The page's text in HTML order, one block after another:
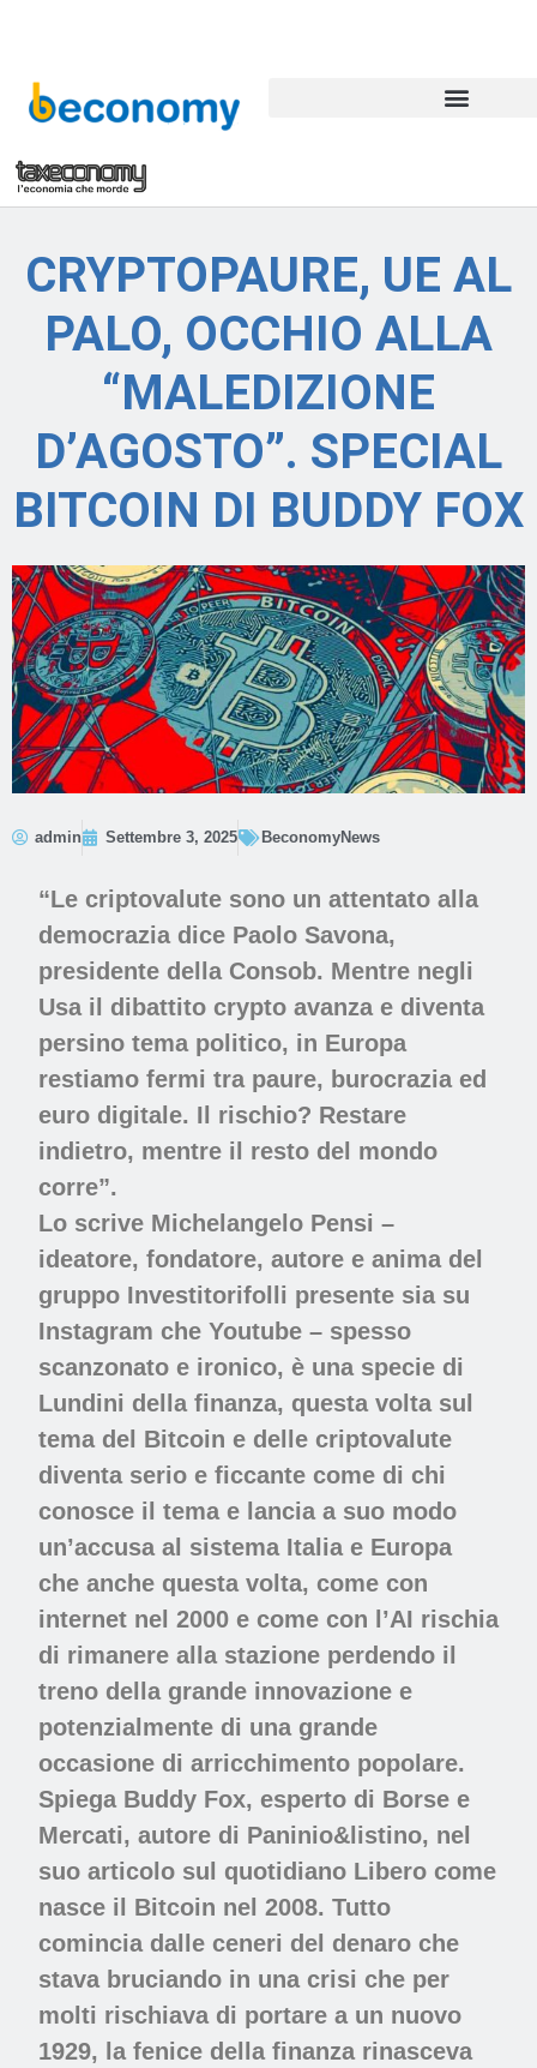
CRYPTOPAURE, UE AL
PALO, OCCHIO ALLA
“MALEDIZIONE
D’AGOSTO”. SPECIAL
BITCOIN DI BUDDY FOX
admin Settembre 3, 2025 BeconomyNews
“Le criptovalute sono un attentato alla
democrazia dice Paolo Savona,
presidente della Consob. Mentre negli
Usa il dibattito crypto avanza e diventa
persino tema politico, in Europa
restiamo fermi tra paure, burocrazia ed
euro digitale. Il rischio? Restare
indietro, mentre il resto del mondo
corre”.
Lo scrive Michelangelo Pensi –
ideatore, fondatore, autore e anima del
gruppo Investitorifolli presente sia su
Instagram che Youtube – spesso
scanzonato e ironico, è una specie di
Lundini della finanza, questa volta sul
tema del Bitcoin e delle criptovalute
diventa serio e ficcante come di chi
conosce il tema e lancia a suo modo
un’accusa al sistema Italia e Europa
che anche questa volta, come con
internet nel 2000 e come con l’AI rischia
di rimanere alla stazione perdendo il
treno della grande innovazione e
potenzialmente di una grande
occasione di arricchimento popolare.
Spiega Buddy Fox, esperto di Borse e
Mercati, autore di Paninio&listino, nel
suo articolo sul quotidiano Libero come
nasce il Bitcoin nel 2008. Tutto
comincia dalle ceneri del denaro che
stava bruciando in una crisi che per
molti rischiava di portare a un nuovo
1929, la fenice della finanza rinasceva